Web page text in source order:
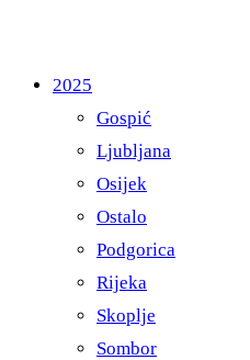
2025
Gospić
Ljubljana
Osijek
Ostalo
Podgorica
Rijeka
Skoplje
Sombor